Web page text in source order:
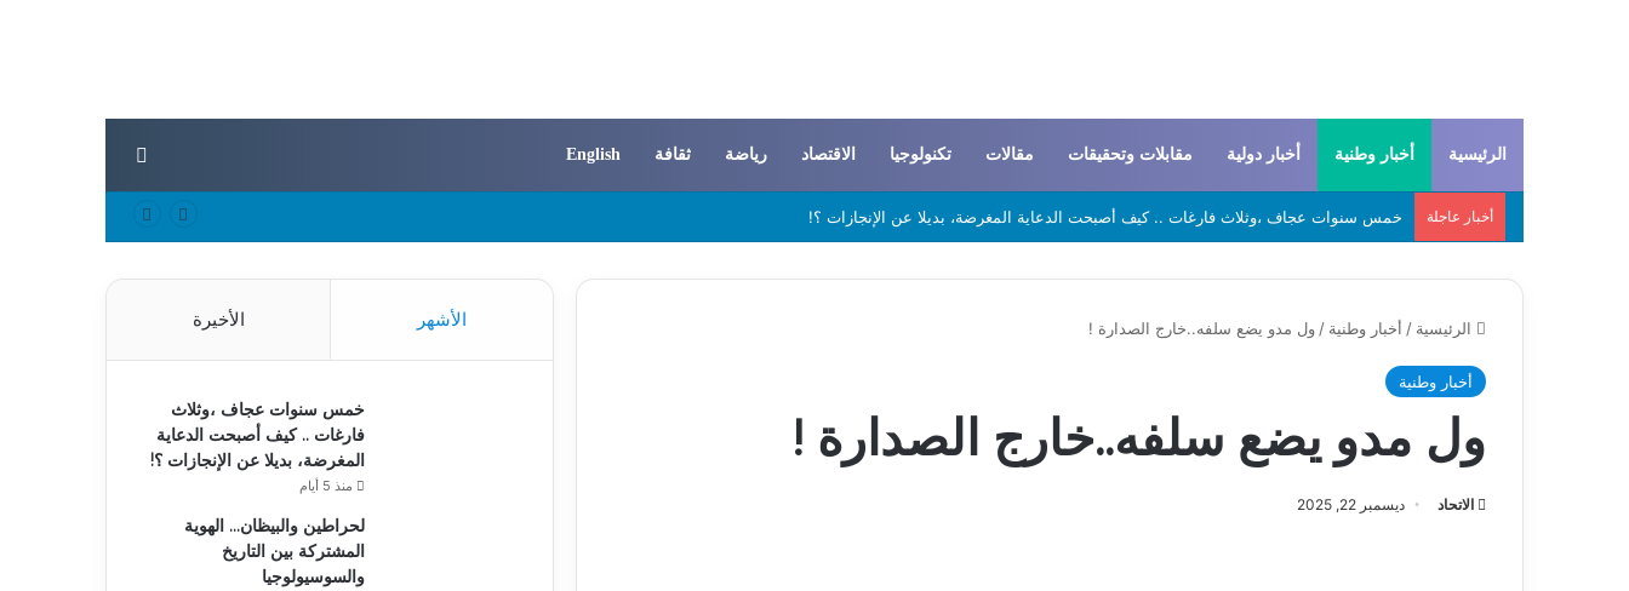
الرئيسية أخبار وطنية أخبار دولية مقابلات وتحقيقات مقالات تكنولوجيا الاقتصاد رياضة ثقافة English
أخبار عاجلة لحراطين والبيظان… الهوية المشتركة بين التاريخ والسوسيولوجيا
الرئيسية / أخبار وطنية / ول مدو يضع سلفه..خارج الصدارة !
أخبار وطنية
ول مدو يضع سلفه..خارج الصدارة !
الاتحاد ديسمبر 22, 2025
الأشهر الأخيرة
خمس سنوات عجاف ،وثلاث
فارغات .. كيف أصبحت الدعاية
المغرضة، بديلا عن الإنجازات ؟!
منذ 5 أيام
لحراطين والبيظان… الهوية
المشتركة بين التاريخ
والسوسيولوجيا